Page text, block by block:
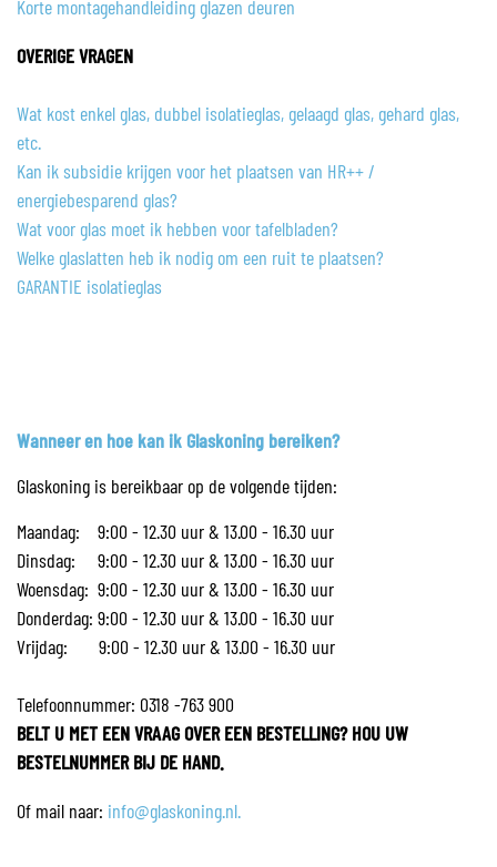
Korte montagehandleiding glazen deuren
OVERIGE VRAGEN
Wat kost enkel glas, dubbel isolatieglas, gelaagd glas, gehard glas,
etc.
Kan ik subsidie krijgen voor het plaatsen van HR++ /
energiebesparend glas?
Wat voor glas moet ik hebben voor tafelbladen?
Welke glaslatten heb ik nodig om een ruit te plaatsen?
GARANTIE isolatieglas
Wanneer en hoe kan ik Glaskoning bereiken?
Glaskoning is bereikbaar op de volgende tijden:
Maandag: 9:00 - 12.30 uur & 13.00 - 16.30 uur
Dinsdag: 9:00 - 12.30 uur & 13.00 - 16.30 uur
Woensdag: 9:00 - 12.30 uur & 13.00 - 16.30 uur
Donderdag: 9:00 - 12.30 uur & 13.00 - 16.30 uur
Vrijdag: 9:00 - 12.30 uur & 13.00 - 16.30 uur
Telefoonnummer: 0318 -763 900
BELT U MET EEN VRAAG OVER EEN BESTELLING? HOU UW
BESTELNUMMER BIJ DE HAND.
Of mail naar: info@glaskoning.nl.